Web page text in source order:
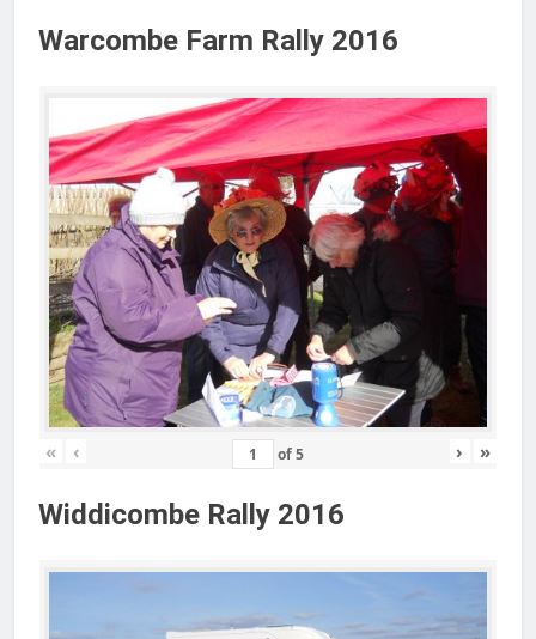
Warcombe Farm Rally 2016
« ‹ of5 › »
Widdicombe Rally 2016